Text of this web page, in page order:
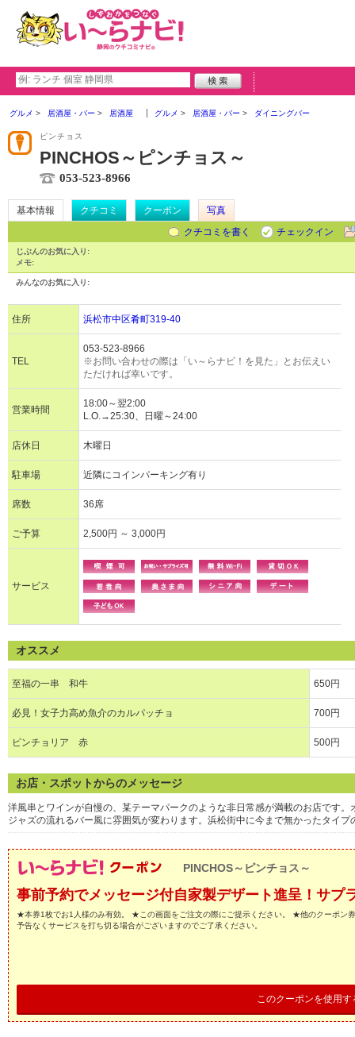
グルメ 居酒屋・バー 居酒屋 グルメ 居酒屋・バー ダイニングバー
ピンチョス
PINCHOS～ピンチョス～
053-523-8966
基本情報 クチコミ クーポン
写真
クチコミを書く
チェックイン
じぶんのお気に入り:
メモ:
みんなのお気に入り:
住所 浜松市中区肴町319-40
TEL
053-523-8966
※お問い合わせの際は「い～らナビ！を見た」とお伝えい
ただければ幸いです。
営業時間
18:00～翌2:00
L.O.→25:30、日曜～24:00
店休日 木曜日
駐車場 近隣にコインパーキング有り
席数 36席
ご予算 2,500円 ～ 3,000円
サービス
オススメ
至福の一串 和牛 650円
必見！女子力高め魚介のカルパッチョ 700円
ピンチョリア 赤 500円
お店・スポットからのメッセージ
洋風串とワインが自慢の、某テーマパークのような非日常感が満載のお店です
ジャズの流れるバー風に雰囲気が変わります。浜松街中に今まで無かったタイ
PINCHOS～ピンチョス～
事前予約でメッセージ付自家製デザート進呈！サプ
★本券1枚でお1人様のみ有効。 ★この画面をご注文の際にご提示ください。 ★他のクーポン
予告なくサービスを打ち切る場合がございますのでご了承ください。
このクーポンを使用す